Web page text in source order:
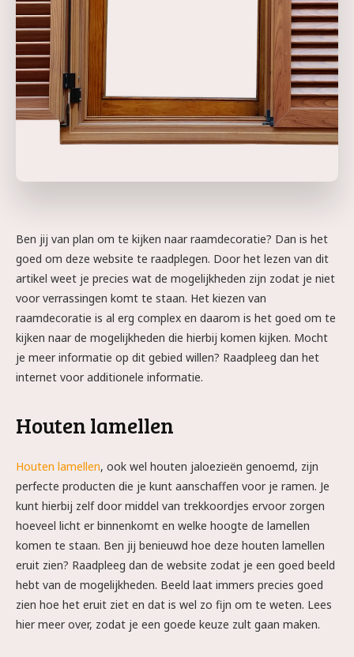
Ben jij van plan om te kijken naar raamdecoratie? Dan is het
goed om deze website te raadplegen. Door het lezen van dit
artikel weet je precies wat de mogelijkheden zijn zodat je niet
voor verrassingen komt te staan. Het kiezen van
raamdecoratie is al erg complex en daarom is het goed om te
kijken naar de mogelijkheden die hierbij komen kijken. Mocht
je meer informatie op dit gebied willen? Raadpleeg dan het
internet voor additionele informatie.
Houten lamellen
Houten lamellen, ook wel houten jaloezieën genoemd, zijn
perfecte producten die je kunt aanschaffen voor je ramen. Je
kunt hierbij zelf door middel van trekkoordjes ervoor zorgen
hoeveel licht er binnenkomt en welke hoogte de lamellen
komen te staan. Ben jij benieuwd hoe deze houten lamellen
eruit zien? Raadpleeg dan de website zodat je een goed beeld
hebt van de mogelijkheden. Beeld laat immers precies goed
zien hoe het eruit ziet en dat is wel zo fijn om te weten. Lees
hier meer over, zodat je een goede keuze zult gaan maken.